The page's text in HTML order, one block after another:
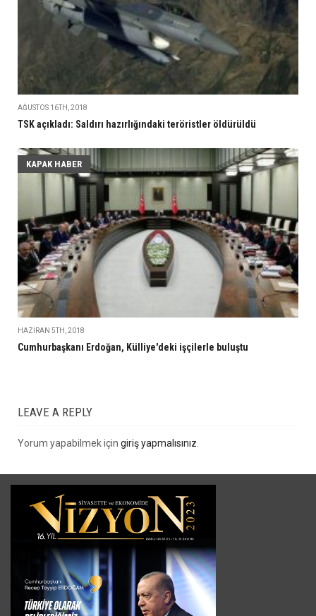
AĞUSTOS 16TH, 2018
TSK açıkladı: Saldırı hazırlığındaki teröristler öldürüldü
KAPAK HABER
HAZIRAN 5TH, 2018
Cumhurbaşkanı Erdoğan, Külliye'deki işçilerle buluştu
LEAVE A REPLY
Yorum yapabilmek için giriş yapmalısınız.